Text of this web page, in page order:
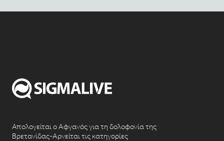
Απολογείται ο Αφγανός για τη δολοφονία της
Βρετανίδας-Αρνείται τις κατηγορίες